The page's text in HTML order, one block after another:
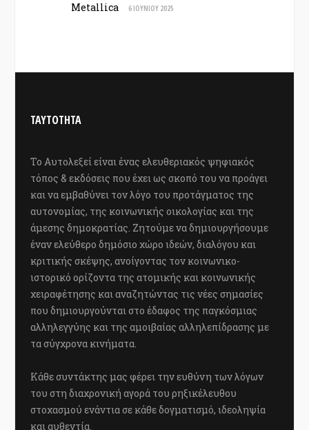
Metallica
6 ΙΟΥΝΊΟΥ 2025
ΤΑΥΤΟΤΗΤΑ
Το Αυτολεξεί είναι ένας ελευθεριακός ψηφιακός
τόπος & εκδόσεις που έχει ως σκοπό του να προάγει
και να εμβαθύνει τον λόγο του προτάγματος της
αυτονομίας, της κοινωνικής οικολογίας και της
άμεσης δημοκρατίας. Ζητούμε να δημιουργήσουμε
έναν ελεύθερο δημόσιο χώρο ιδεών, διαλόγου και
κριτικής σκέψης, ανοίγοντας τον κοινωνικο-
ιστορικό ορίζοντα της ατομικής και κοινωνικής
χειραφέτησης και αναζητώντας τις νέες σημασίες
που δημιουργούνται στο έδαφος της παγκόσμιας
αλληλεγγύης και της αμοιβαίας αλληλεπίδρασης με
τα σύγχρονα κινήματα.
Κάθε συντάκτης μας φέρει την ευθύνη των λόγων
του στη διαχρονική αγορά του ρηξικέλευθου
στοχασμού ενάντια σε κάθε δογματισμό, ιδεοληψία
και αυθεντία.